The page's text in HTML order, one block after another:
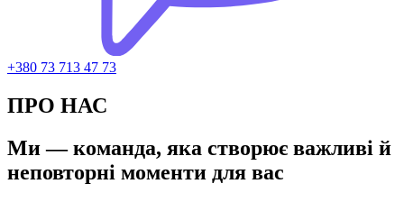
+380 73 713 47 73
ПРО НАС
Ми — команда, яка створює важливі й
неповторні моменти для вас